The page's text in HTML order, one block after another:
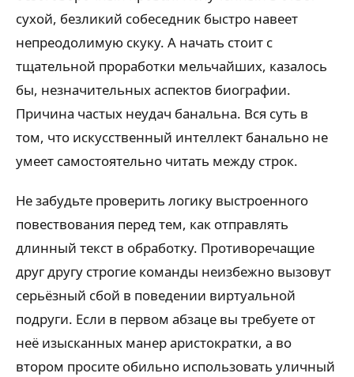
сухой, безликий собеседник быстро навеет
непреодолимую скуку. А начать стоит с
тщательной проработки мельчайших, казалось
бы, незначительных аспектов биографии.
Причина частых неудач банальна. Вся суть в
том, что искусственный интеллект банально не
умеет самостоятельно читать между строк.
Не забудьте проверить логику выстроенного
повествования перед тем, как отправлять
длинный текст в обработку. Противоречащие
друг другу строгие команды неизбежно вызовут
серьёзный сбой в поведении виртуальной
подруги. Если в первом абзаце вы требуете от
неё изысканных манер аристократки, а во
втором просите обильно использовать уличный